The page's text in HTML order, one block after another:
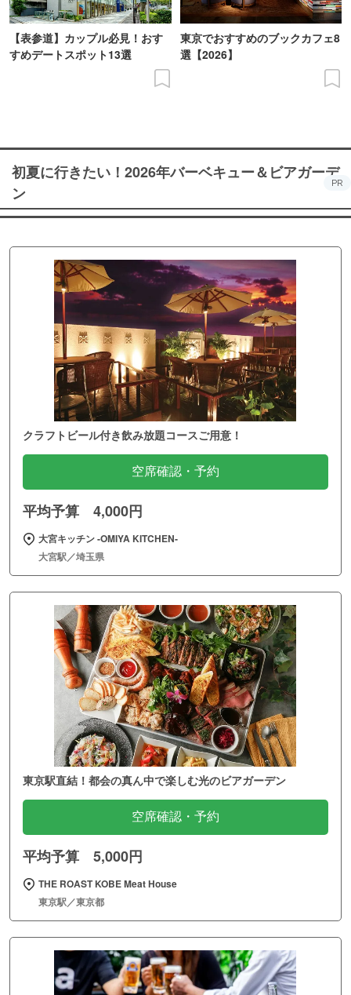
【表参道】カップル必見！おす
すめデートスポット13選
東京でおすすめのブックカフェ8
選【2026】
初夏に行きたい！2026年バーベキュー＆ビアガーデ
ン
PR
クラフトビール付き飲み放題コースご用意！
空席確認・予約
平均予算 4,000円
大宮キッチン ‐OMIYA KITCHEN‐
大宮駅／埼玉県
東京駅直結！都会の真ん中で楽しむ光のビアガーデン
空席確認・予約
平均予算 5,000円
THE ROAST KOBE Meat House
東京駅／東京都